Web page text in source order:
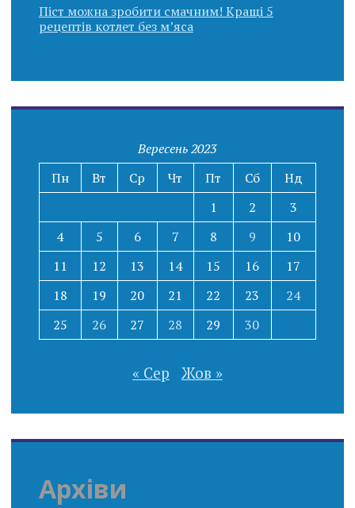
Піст можна зробити смачним! Кращі 5
рецептів котлет без м’яса
Вересень 2023
Пн
Вт Ср Чт Пт Сб
Нд
1
2
3
4
5 6 7 8 9
10
11
12 13 14 15 16
17
18
19 20 21 22 23
24
25
26 27 28 29 30
« Сер Жов »
Архіви